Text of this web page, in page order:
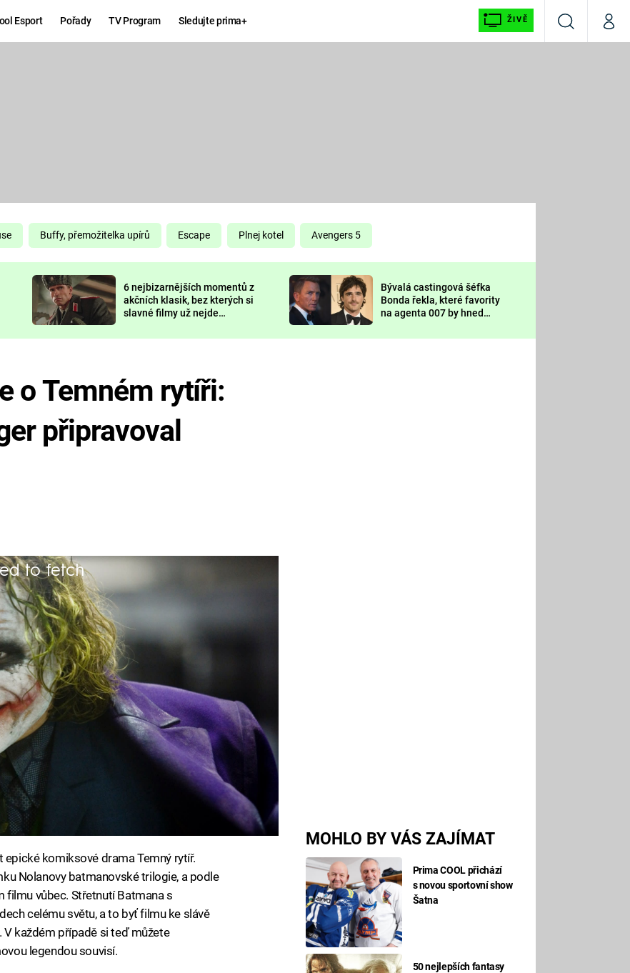
Esport Pořady TV Program Sledujte prima+ ŽIVĚ
VyhledáváníMůj
DELIVERANCE
KOMEDIE
CHUCK
NORRIS
DEADPOOL
Prima LAJK
Sledujte nás
Buffy, přemožitelka upírů Escape Plnej kotel Avengers 5
6 nejbizarnějších momentů z
akčních klasik, bez kterých si
slavné filmy už nejde
Bývalá castingová šéfka
Bonda řekla, které favority
na agenta 007 by hned
MOHLO BY VÁS ZAJÍMAT
Prima COOL přichází
s novou sportovní show
Šatna
50 nejlepších fantasy
o Temném rytíři:
připravoval
to fetch
Joker objeví v pokračování Batman
čekat o něco déle...
epické komiksové drama Temný rytíř.
Nolanovy batmanovské trilogie, a podle
vůbec. Střetnutí Batmana s
celému světu, a to byť filmu ke slávě
každém případě si teď můžete
legendou souvisí.